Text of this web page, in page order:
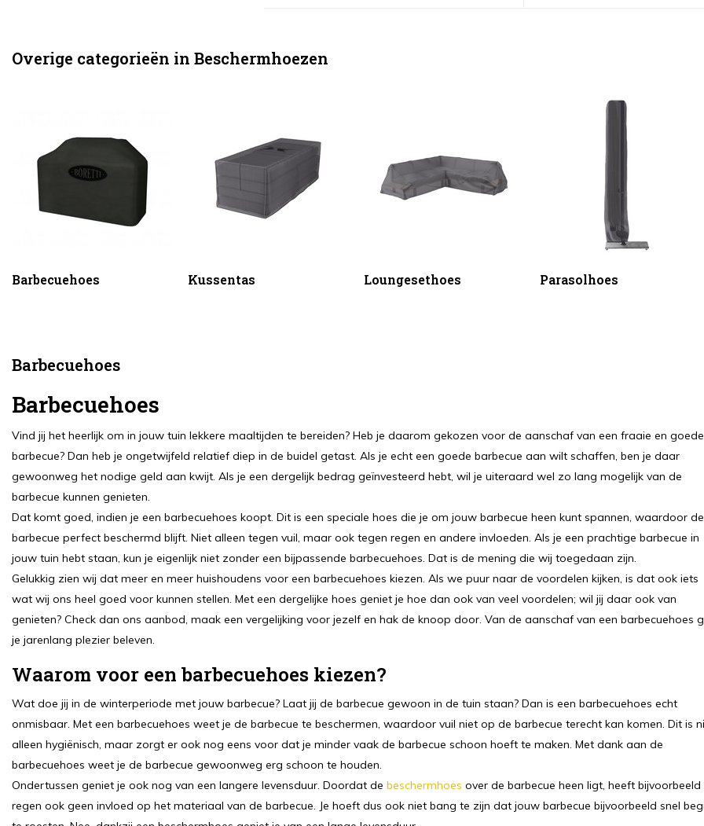
Overige categorieën in Beschermhoezen
Barbecuehoes Kussentas Loungesethoes Parasolhoes
Barbecuehoes
Barbecuehoes
Vind jij het heerlijk om in jouw tuin lekkere maaltijden te bereiden? Heb je daarom gekozen voor de aanschaf van een fraaie en goede
barbecue? Dan heb je ongetwijfeld relatief diep in de buidel getast. Als je echt een goede barbecue aan wilt schaffen, ben je daar
gewoonweg het nodige geld aan kwijt. Als je een dergelijk bedrag geïnvesteerd hebt, wil je uiteraard wel zo lang mogelijk van de
barbecue kunnen genieten.
Dat komt goed, indien je een barbecuehoes koopt. Dit is een speciale hoes die je om jouw barbecue heen kunt spannen, waardoor de
barbecue perfect beschermd blijft. Niet alleen tegen vuil, maar ook tegen regen en andere invloeden. Als je een prachtige barbecue in
jouw tuin hebt staan, kun je eigenlijk niet zonder een bijpassende barbecuehoes. Dat is de mening die wij toegedaan zijn.
Gelukkig zien wij dat meer en meer huishoudens voor een barbecuehoes kiezen. Als we puur naar de voordelen kijken, is dat ook iets
wat wij ons heel goed voor kunnen stellen. Met een dergelijke hoes geniet je hoe dan ook van veel voordelen; wil jij daar ook van
genieten? Check dan ons aanbod, maak een vergelijking voor jezelf en hak de knoop door. Van de aanschaf van een barbecuehoes
je jarenlang plezier beleven.
Waarom voor een barbecuehoes kiezen?
Wat doe jij in de winterperiode met jouw barbecue? Laat jij de barbecue gewoon in de tuin staan? Dan is een barbecuehoes echt
onmisbaar. Met een barbecuehoes weet je de barbecue te beschermen, waardoor vuil niet op de barbecue terecht kan komen. Dit is
alleen hygiënisch, maar zorgt er ook nog eens voor dat je minder vaak de barbecue schoon hoeft te maken. Met dank aan de
barbecuehoes weet je de barbecue gewoonweg erg schoon te houden.
Ondertussen geniet je ook nog van een langere levensduur. Doordat de beschermhoes over de barbecue heen ligt, heeft bijvoorbeeld
regen ook geen invloed op het materiaal van de barbecue. Je hoeft dus ook niet bang te zijn dat jouw barbecue bijvoorbeeld snel